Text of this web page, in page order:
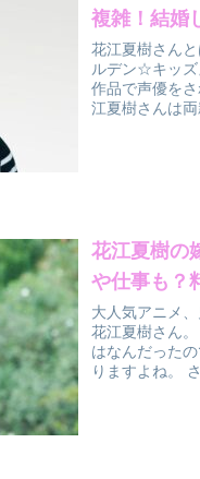
複雑！結婚
花江夏樹さん
ルデン☆キッズ
作品で声優を
江夏樹さんは両
花江夏樹の
や仕事も？
大人気アニメ
花江夏樹さん
はなんだった
りますよね。